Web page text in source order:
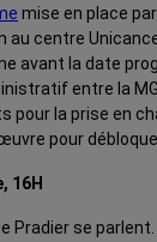
mise en place
au centre
avant la date
entre la
la prise en
pour
16H
Pradier se